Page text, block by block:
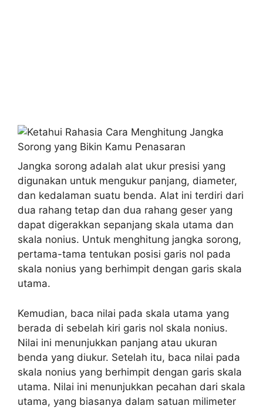
Jangka sorong adalah alat ukur presisi yang
digunakan untuk mengukur panjang, diameter,
dan kedalaman suatu benda. Alat ini terdiri dari
dua rahang tetap dan dua rahang geser yang
dapat digerakkan sepanjang skala utama dan
skala nonius. Untuk menghitung jangka sorong,
pertama-tama tentukan posisi garis nol pada
skala nonius yang berhimpit dengan garis skala
utama.
Kemudian, baca nilai pada skala utama yang
berada di sebelah kiri garis nol skala nonius.
Nilai ini menunjukkan panjang atau ukuran
benda yang diukur. Setelah itu, baca nilai pada
skala nonius yang berhimpit dengan garis skala
utama. Nilai ini menunjukkan pecahan dari skala
utama, yang biasanya dalam satuan milimeter